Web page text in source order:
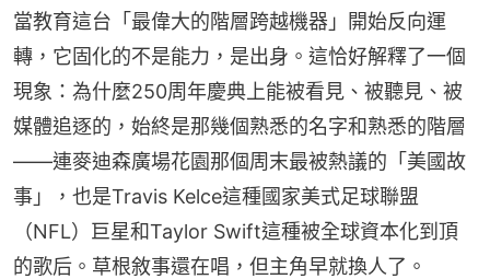
當教育這台「最偉大的階層跨越機器」開始反向運
轉，它固化的不是能力，是出身。​這恰好解釋了一個
現象：為什麼250周年慶典上能被看見、被聽見、被
媒體追逐的，始終是那幾個熟悉的名字和熟悉的階層
——連麥迪森廣場花園那個周末最被熱議的「美國故
事」，也是Travis Kelce這種國家美式足球聯盟
（NFL）巨星和Taylor Swift這種被全球資本化到頂
的歌后。草根敘事還在唱，但主角早就換人了。